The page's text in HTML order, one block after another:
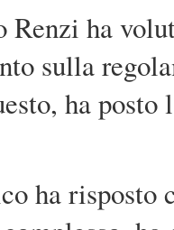
ha
sulla
ha
ha